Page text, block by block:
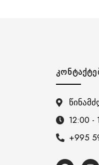
12:00 -
+995